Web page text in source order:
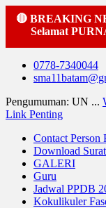
🔴 BREAKING
Selamat
Skip
0778-7340044
Pengumuman: UN ...
Link Penting
Contact Person
Download
GALERI
Guru
Jadwal PPDB
Kokulikuler